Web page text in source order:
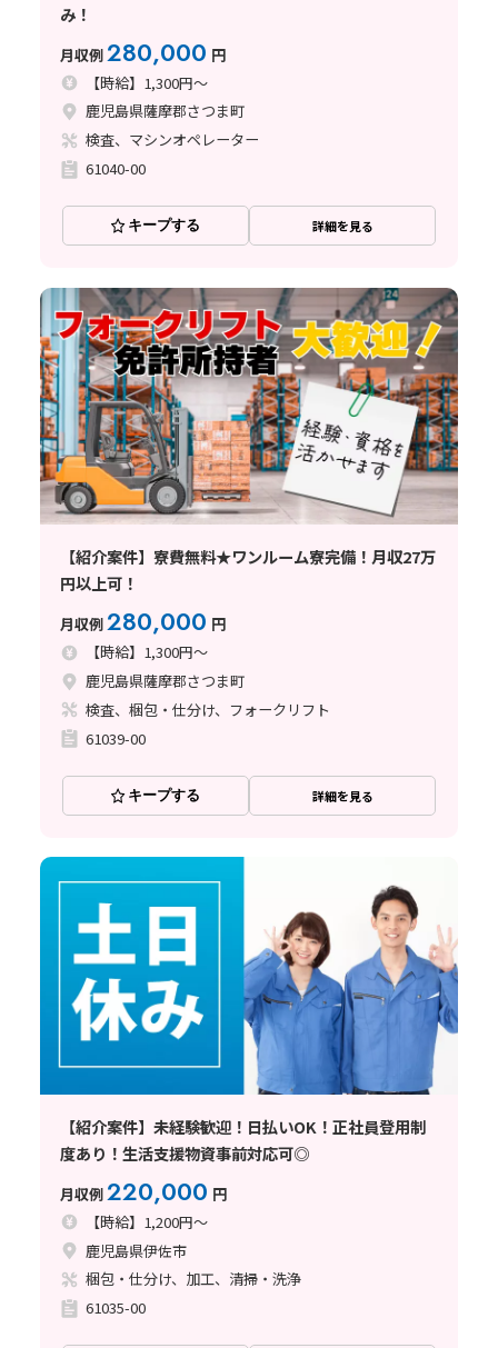
み！
月収例280,000 円
【時給】1,300円～
鹿児島県薩摩郡さつま町
検査、マシンオペレーター
61040-00
キープする 詳細を見る
【紹介案件】寮費無料★ワンルーム寮完備！月収27万
円以上可！
月収例280,000 円
【時給】1,300円～
鹿児島県薩摩郡さつま町
検査、梱包・仕分け、フォークリフト
61039-00
キープする 詳細を見る
【紹介案件】未経験歓迎！日払いOK！正社員登用制
度あり！生活支援物資事前対応可◎
月収例220,000 円
【時給】1,200円～
鹿児島県伊佐市
梱包・仕分け、加工、清掃・洗浄
61035-00